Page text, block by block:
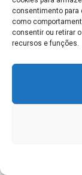
consentimento para
como
consentir ou retirar
recursos e funções.